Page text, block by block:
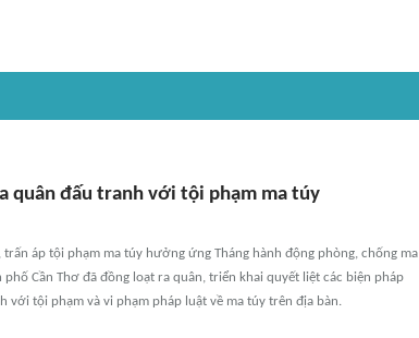
quân đấu tranh với tội phạm ma túy
áp tội phạm ma túy hưởng ứng Tháng hành động phòng, chống ma
Cần Thơ đã đồng loạt ra quân, triển khai quyết liệt các biện pháp
với tội phạm và vi phạm pháp luật về ma túy trên địa bàn.